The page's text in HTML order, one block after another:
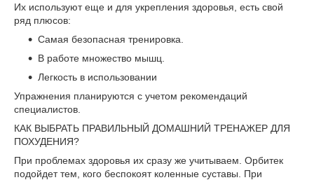
Их используют еще и для укрепления здоровья, есть свой
ряд плюсов:
Самая безопасная тренировка.
В работе множество мышц.
Легкость в использовании
Упражнения планируются с учетом рекомендаций
специалистов.
КАК ВЫБРАТЬ ПРАВИЛЬНЫЙ ДОМАШНИЙ ТРЕНАЖЕР ДЛЯ
ПОХУДЕНИЯ?
При проблемах здоровья их сразу же учитываем. Орбитек
подойдет тем, кого беспокоят коленные суставы. При